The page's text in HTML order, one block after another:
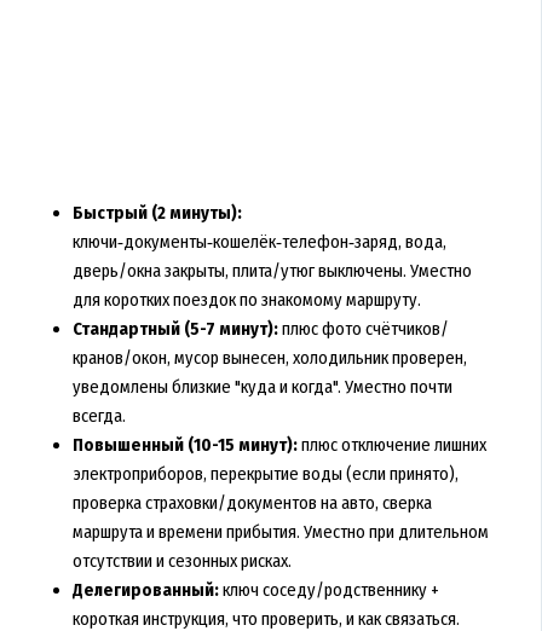
Быстрый (2 минуты):
ключи‑документы‑кошелёк‑телефон‑заряд, вода,
дверь/окна закрыты, плита/утюг выключены. Уместно
для коротких поездок по знакомому маршруту.
Стандартный (5-7 минут):плюс фото счётчиков/
кранов/окон, мусор вынесен, холодильник проверен,
уведомлены близкие "куда и когда". Уместно почти
всегда.
Повышенный (10-15 минут):плюс отключение лишних
электроприборов, перекрытие воды (если принято),
проверка страховки/документов на авто, сверка
маршрута и времени прибытия. Уместно при длительном
отсутствии и сезонных рисках.
Делегированный:ключ соседу/родственнику +
короткая инструкция, что проверить, и как связаться.